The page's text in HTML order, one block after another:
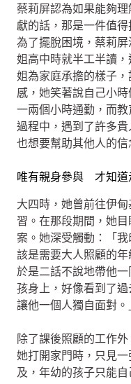
蔡莉屏認為如果能夠
獻的話，那是一件值得
為了擺脫困境，蔡莉
姐高中時就半工半讀
姐為家庭承擔的樣子
感，她笑著說自己小
一兩個小時通勤，而
過程中，遇到了許多
也想要幫助其他人的信
唯有親身參與 才知道
大四時，她曾前往伊
習。在那段期間，她
案。她深受觸動：「
該是需要大人照顧的年
於是二話不說地帶他
孩身上，好像看到了
讓他一個人獨自面對。
除了課後照顧的工作
她打開家門時，只見
及，年幼的孩子只能自